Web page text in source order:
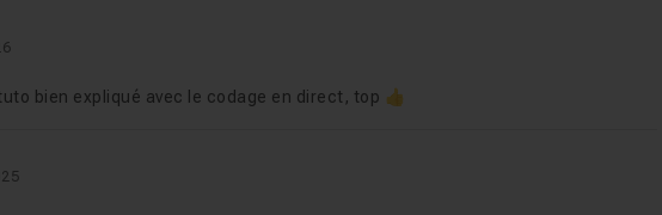
1h42
bien expliqué avec le codage en direct, top 👍